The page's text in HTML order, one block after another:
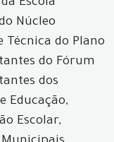
Escola
Núcleo
Técnica do Plano
do Fórum
dos
Educação,
Escolar,